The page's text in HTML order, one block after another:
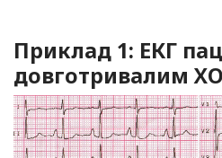
Приклад 1: ЕКГ
довготривалим